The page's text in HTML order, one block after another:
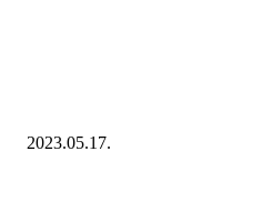
2023.05.17.